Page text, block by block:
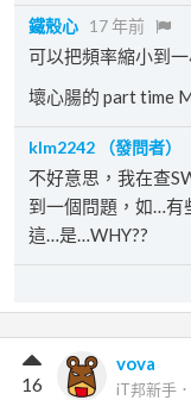
鐵殼心 17 年前
可以把頻率縮小到一
壞心腸的 part time
klm2242 （發問者）
不好意思，我在查
到一個問題，如…有
這…是…WHY??
vova
iT邦新手 ．
16